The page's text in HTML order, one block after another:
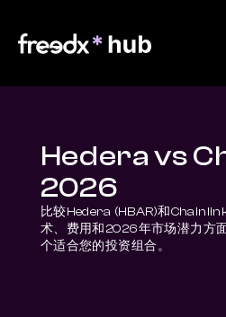
Hedera vs
2026
比较Hedera (HBAR)和
术、费用和2026年市场潜力方
个适合您的投资组合。